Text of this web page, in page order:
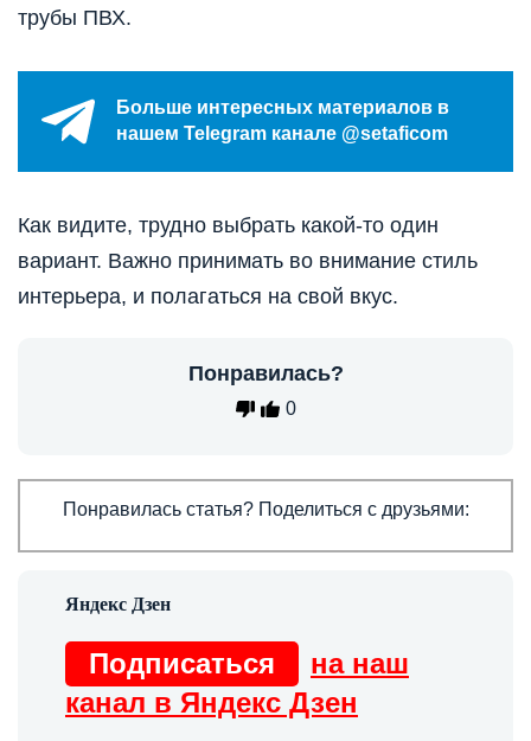
трубы ПВХ.
Больше интересных материалов в
нашем Telegram канале @setaficom
Как видите, трудно выбрать какой-то один
вариант. Важно принимать во внимание стиль
интерьера, и полагаться на свой вкус.
Понравилась?
0
Понравилась статья? Поделиться с друзьями:
Подписаться
на наш
канал в Яндекс Дзен